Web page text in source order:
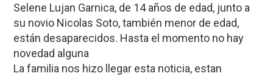
Selene Lujan Garnica, de 14 años de edad, junto a
su novio Nicolas Soto, también menor de edad,
están desaparecidos. Hasta el momento no hay
novedad alguna
La familia nos hizo llegar esta noticia, estan